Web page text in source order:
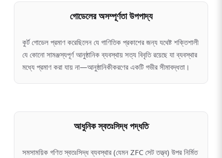
গোডেলের অসম্পূর্ণতা উপপাদ্য
কুর্ট গোডেল প্রমাণ করেছিলেন যে গাণিতিক প্রকাশের জন্য যথেষ্ট শক্তিশালী
যে কোনো সামঞ্জস্যপূর্ণ আনুষ্ঠানিক ব্যবস্থায় সত্য বিবৃতি রয়েছে যা ব্যবস্থার
মধ্যে প্রমাণ করা যায় না—আনুষ্ঠানিকীকরণের একটি গভীর সীমাবদ্ধতা।
আধুনিক স্বতঃসিদ্ধ পদ্ধতি
সমসাময়িক গণিত স্বতঃসিদ্ধ ব্যবস্থার (যেমন ZFC সেট তত্ত্ব) উপর নির্মিত